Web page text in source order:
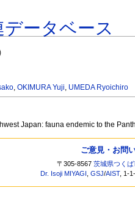
ータベース
,OKIMURA Yuji, UMEDA Ryoichiro
Japan: fauna endemic to the
ご意見・お問
〒305-8567茨城県つくば
Dr. Isoji MIYAGI ,GSJ/AIST, 1-